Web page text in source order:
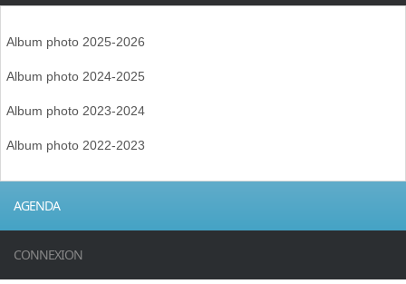
Album photo 2025-2026
Album photo 2024-2025
Album photo 2023-2024
Album photo 2022-2023
AGENDA
CONNEXION